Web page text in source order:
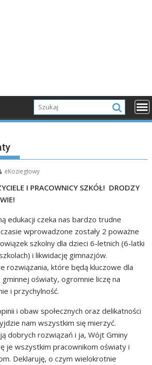
eKoziegłowy
I PRACOWNICY SZKÓŁ! DRODZY
edukacji czeka nas bardzo trudne
wprowadzone zostały 2 poważne
szkolny dla dzieci 6-letnich (6-latki
i likwidację gimnazjów.
rozwiązania, które będą kluczowe dla
oświaty, ogromnie liczę na
i przychylność.
i obaw społecznych oraz delikatności
nam wszystkim się mierzyć.
dobrych rozwiązań i ja, Wójt Gminy
je wszystkim pracownikom oświaty i
Deklaruję, o czym wielokrotnie